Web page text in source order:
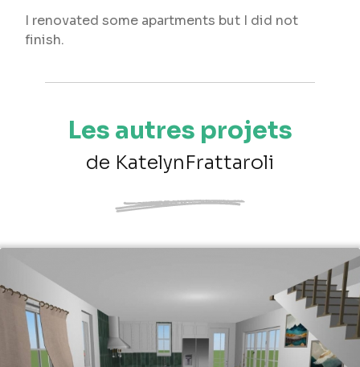
I renovated some apartments but I did not
finish.
Les autres projets
de KatelynFrattaroli